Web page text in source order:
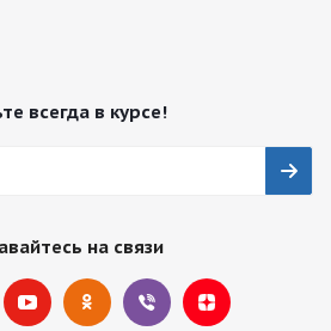
всегда в курсе!
на связи